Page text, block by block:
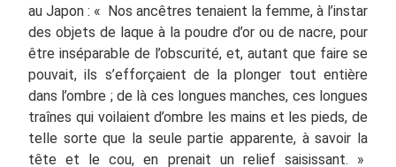
au Japon : « Nos ancêtres tenaient la femme, à l’instar
des objets de laque à la poudre d’or ou de nacre, pour
être inséparable de l’obscurité, et, autant que faire se
pouvait, ils s’efforçaient de la plonger tout entière
dans l’ombre ; de là ces longues manches, ces longues
traînes qui voilaient d’ombre les mains et les pieds, de
telle sorte que la seule partie apparente, à savoir la
tête et le cou, en prenait un relief saisissant. »